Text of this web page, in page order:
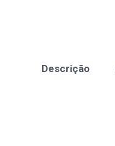
Descrição